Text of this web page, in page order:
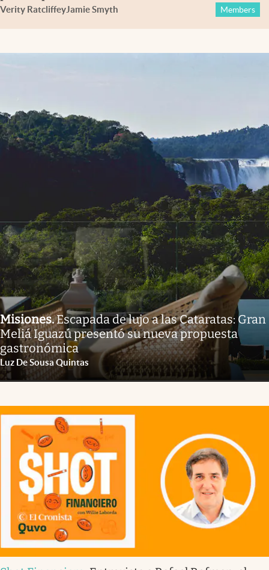
Verity RatcliffeyJamie Smyth Members
Misiones.Escapada de lujo a las Cataratas: Gran
Meliá Iguazú presentó su nueva propuesta
gastronómica
Luz De Sousa Quintas